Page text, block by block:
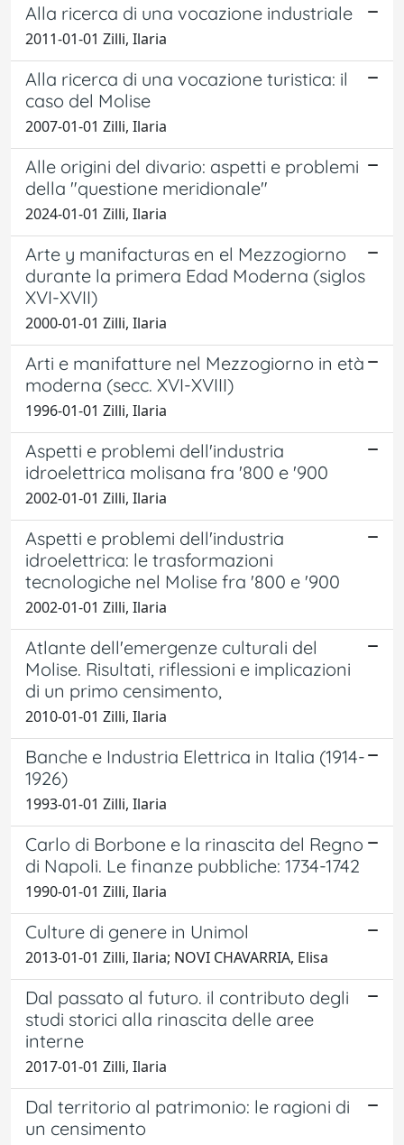
Alla ricerca di una vocazione industriale
2011-01-01 Zilli, Ilaria
Alla ricerca di una vocazione turistica: il
caso del Molise
2007-01-01 Zilli, Ilaria
Alle origini del divario: aspetti e problemi
della "questione meridionale"
2024-01-01 Zilli, Ilaria
Arte y manifacturas en el Mezzogiorno
durante la primera Edad Moderna (siglos
XVI-XVII)
2000-01-01 Zilli, Ilaria
Arti e manifatture nel Mezzogiorno in età
moderna (secc. XVI-XVIII)
1996-01-01 Zilli, Ilaria
Aspetti e problemi dell'industria
idroelettrica molisana fra '800 e '900
2002-01-01 Zilli, Ilaria
Aspetti e problemi dell'industria
idroelettrica: le trasformazioni
tecnologiche nel Molise fra '800 e '900
2002-01-01 Zilli, Ilaria
Atlante dell'emergenze culturali del
Molise. Risultati, riflessioni e implicazioni
di un primo censimento,
2010-01-01 Zilli, Ilaria
Banche e Industria Elettrica in Italia (1914-
1926)
1993-01-01 Zilli, Ilaria
Carlo di Borbone e la rinascita del Regno
di Napoli. Le finanze pubbliche: 1734-1742
1990-01-01 Zilli, Ilaria
Culture di genere in Unimol
2013-01-01 Zilli, Ilaria; NOVI CHAVARRIA, Elisa
Dal passato al futuro. il contributo degli
studi storici alla rinascita delle aree
interne
2017-01-01 Zilli, Ilaria
Dal territorio al patrimonio: le ragioni di
un censimento